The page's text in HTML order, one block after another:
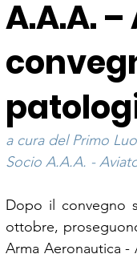
A.A.A.
a cura del Primo
Socio A.A.A. -
Dopo il convegno
ottobre,
Arma Aeronautica -